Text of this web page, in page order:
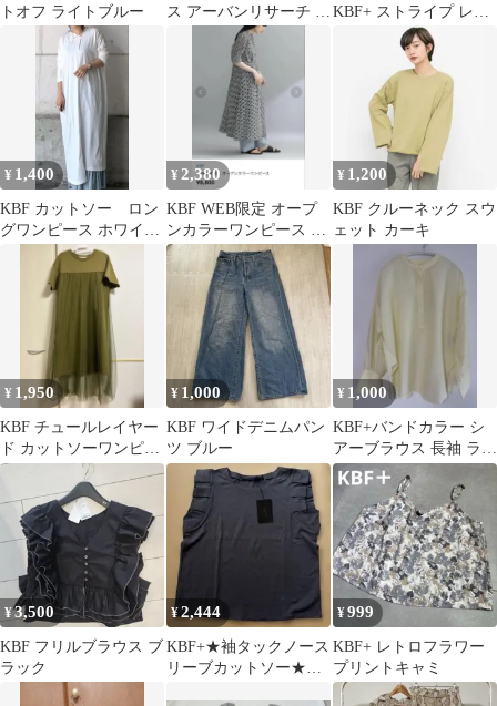
トオフ ライトブルー
ス アーバンリサーチ 後
ろリボンブラウス コッ
KBF+ ストライプ レー
スアップブラウス
【F】コルセット
¥ 1,400
KBF カットソー ロン
グワンピース ホワイ
ト フリーサイズ
¥ 2,380
KBF WEB限定 オープ
ンカラーワンピース 半
袖
¥ 1,200
KBF クルーネック スウ
ェット カーキ
¥ 1,950
KBF チュールレイヤー
ド カットソーワンピー
ス カーキ
¥ 1,000
KBF ワイドデニムパン
ツ ブルー
¥ 1,000
KBF+バンドカラー シ
アーブラウス 長袖 ライ
トイエロー
¥3,500
KBF フリルブラウス ブ
ラック
¥2,444
KBF+★袖タックノース
リーブカットソー★チ
¥999
KBF+ レトロフラワー
プリントキャミ